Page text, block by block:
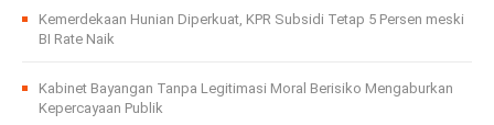
Kemerdekaan Hunian Diperkuat, KPR Subsidi Tetap 5 Persen meski
BI Rate Naik
Kabinet Bayangan Tanpa Legitimasi Moral Berisiko Mengaburkan
Kepercayaan Publik